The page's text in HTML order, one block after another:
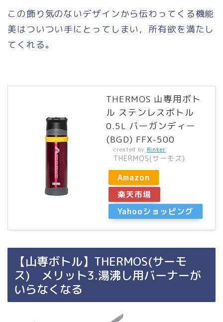
この飾り気のないデザインから伝わってくる機能
美はついつい手にとってしまい，所有欲を満たし
てくれる。
THERMOS 山専用ボト
ル ステンレスボトル
0.5L バーガンディー
(BGD) FFX-500
created by Rinker
THERMOS(サーモス)
Amazon
楽天市場
Yahooショッピング
【山専ボトル】THERMOS(サーモ
ス) メリット3.湯沸し用バーナーが
いらなくなる